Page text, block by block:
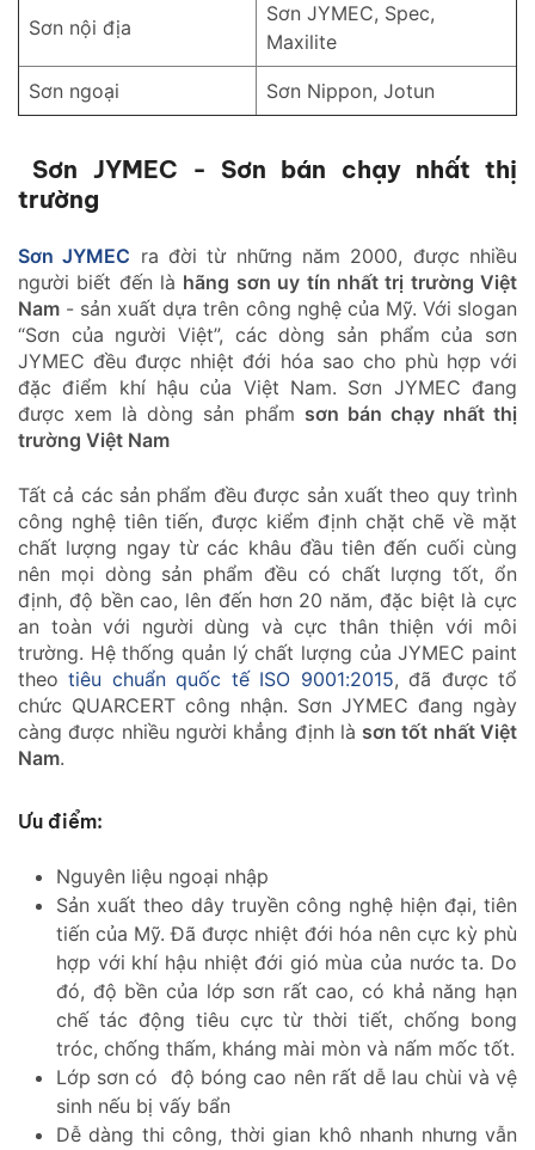
Sơn nội địa
Sơn JYMEC, Spec,
Maxilite
Sơn ngoại Sơn Nippon, Jotun
Sơn JYMEC - Sơn bán chạy nhất thị
trường
Sơn JYMEC ra đời từ những năm 2000, được nhiều
người biết đến là hãng sơn uy tín nhất trị trường Việt
Nam - sản xuất dựa trên công nghệ của Mỹ. Với slogan
“Sơn của người Việt”, các dòng sản phẩm của sơn
JYMEC đều được nhiệt đới hóa sao cho phù hợp với
đặc điểm khí hậu của Việt Nam. Sơn JYMEC đang
được xem là dòng sản phẩm sơn bán chạy nhất thị
trường Việt Nam
Tất cả các sản phẩm đều được sản xuất theo quy trình
công nghệ tiên tiến, được kiểm định chặt chẽ về mặt
chất lượng ngay từ các khâu đầu tiên đến cuối cùng
nên mọi dòng sản phẩm đều có chất lượng tốt, ổn
định, độ bền cao, lên đến hơn 20 năm, đặc biệt là cực
an toàn với người dùng và cực thân thiện với môi
trường. Hệ thống quản lý chất lượng của JYMEC paint
theotiêu chuẩn quốc tế ISO 9001:2015, đã được tổ
chức QUARCERT công nhận. Sơn JYMEC đang ngày
càng được nhiều người khẳng định là sơn tốt nhất Việt
Nam.
Ưu điểm:
Nguyên liệu ngoại nhập
Sản xuất theo dây truyền công nghệ hiện đại, tiên
tiến của Mỹ. Đã được nhiệt đới hóa nên cực kỳ phù
hợp với khí hậu nhiệt đới gió mùa của nước ta. Do
đó, độ bền của lớp sơn rất cao, có khả năng hạn
chế tác động tiêu cực từ thời tiết, chống bong
tróc, chống thấm, kháng mài mòn và nấm mốc tốt.
Lớp sơn có độ bóng cao nên rất dễ lau chùi và vệ
sinh nếu bị vấy bẩn
Dễ dàng thi công, thời gian khô nhanh nhưng vẫn